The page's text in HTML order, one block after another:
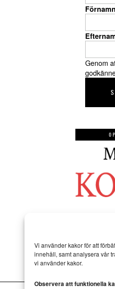
Vi använder kakor för att
innehåll, samt analysera vår
vi använder kakor.
Observera att funktionella
Förnamn
Genom